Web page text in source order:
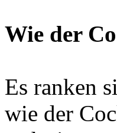
Wie der
Es ranken
wie der